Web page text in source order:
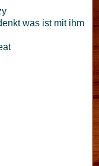
was ist mit ihm